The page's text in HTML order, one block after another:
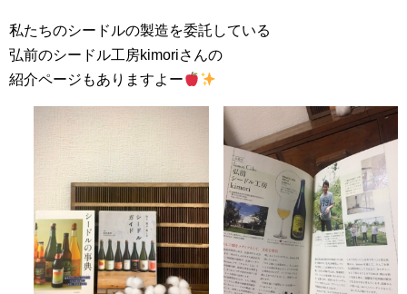
私たちのシードルの製造を委託している
弘前のシードル工房kimoriさんの
紹介ページもありますよー